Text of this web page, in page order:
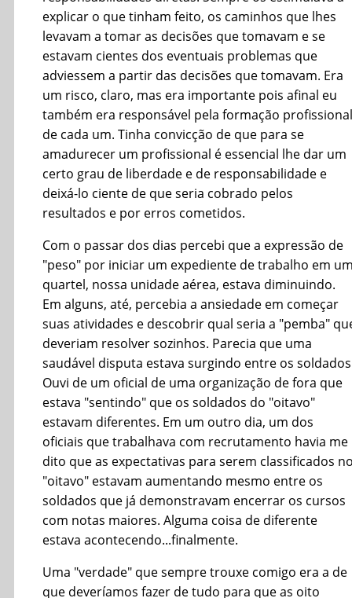
explicar o que tinham feito, os caminhos que lhes
levavam a tomar as decisões que tomavam e se
estavam cientes dos eventuais problemas que
adviessem a partir das decisões que tomavam. Era
um risco, claro, mas era importante pois afinal eu
também era responsável pela formação profissional
de cada um. Tinha convicção de que para se
amadurecer um profissional é essencial lhe dar um
certo grau de liberdade e de responsabilidade e
deixá-lo ciente de que seria cobrado pelos
resultados e por erros cometidos.
Com o passar dos dias percebi que a expressão de
"peso" por iniciar um expediente de trabalho em
quartel, nossa unidade aérea, estava diminuindo.
Em alguns, até, percebia a ansiedade em começar
suas atividades e descobrir qual seria a "pemba"
deveriam resolver sozinhos. Parecia que uma
saudável disputa estava surgindo entre os
Ouvi de um oficial de uma organização de fora que
estava "sentindo" que os soldados do "oitavo"
estavam diferentes. Em um outro dia, um dos
oficiais que trabalhava com recrutamento havia me
dito que as expectativas para serem classificados
"oitavo" estavam aumentando mesmo entre os
soldados que já demonstravam encerrar os cursos
com notas maiores. Alguma coisa de diferente
estava acontecendo...finalmente.
Uma "verdade" que sempre trouxe comigo era a de
que deveríamos fazer de tudo para que as oito